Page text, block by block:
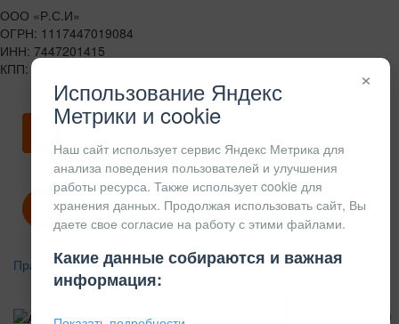
ООО «Р.С.И»
ОГРН: 1117447019084
ИНН: 7447201415
КПП: 744701001
Скачать карточку предприятия
Политика конфиденциальности
Правила возврата
КОНСТРУКЦИОННЫЙ
×
Использование Яндекс
Метрики и cookie
Наш сайт использует сервис Яндекс Метрика для
анализа поведения пользователей и улучшения
работы ресурса. Также использует cookie для
хранения данных. Продолжая использовать сайт, Вы
даете свое согласие на работу с этими файлами.
Какие данные собираются и важная
информация: